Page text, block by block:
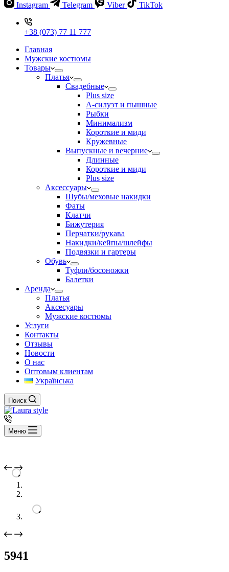
Instagram Telegram Viber TikTok
+38 (073) 77 11 777
Главная
Мужские костюмы
Товары
Платья
Свадебные
Plus size
А-силуэт и пышные
Рыбки
Минимализм
Короткие и миди
Кружевные
Выпускные и вечерние
Длинные
Короткие и миди
Plus size
Аксессуары
Шубы/меховые накидки
Фаты
Клатчи
Бижутерия
Перчатки/рукава
Накидки/кейпы/шлейфы
Подвязки и гартеры
Обувь
Туфли/босоножки
Балетки
Аренда
Платья
Аксесуары
Мужские костюмы
Услуги
Контакты
Отзывы
Новости
О нас
Оптовым клиентам
Українська
Поиск
Меню
5941